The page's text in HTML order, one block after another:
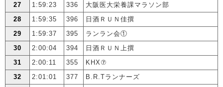
27
1:59:23 336
大阪医大栄養課マラソン部
28
1:59:35 396
日酒ＲＵＮ佳撰
29
1:59:37 395
ランラン会①
30
2:00:04 394
日酒ＲＵＮ上撰
31
2:00:11 355
KHX⑦
32
2:01:01 377
B.R.Tランナーズ